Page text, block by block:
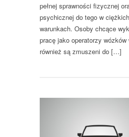
pełnej sprawności fizycznej
psychicznej do tego w ciężkich
warunkach. Osoby chcące
pracę jako operatorzy wózków
również są zmuszeni do […]